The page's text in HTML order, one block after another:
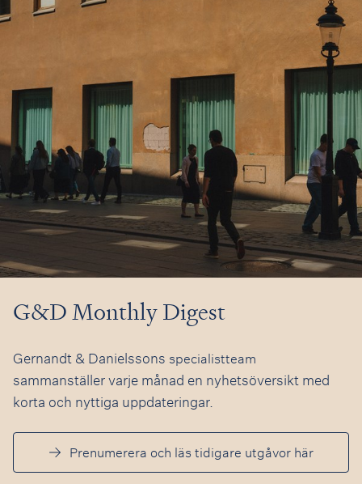
G&D Monthly Digest
Gernandt & Danielssons specialistteam
sammanställer varje månad en nyhetsöversikt med
korta och nyttiga uppdateringar.
Prenumerera och läs tidigare utgåvor här